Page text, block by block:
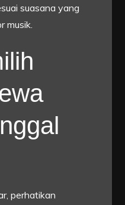
suasana yang
musik.
perhatikan